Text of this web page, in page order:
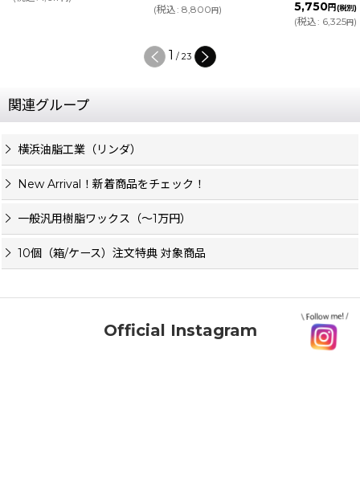
(税込: 8,800円) 5,750円(税別)
(税込: 6,325円)
1 / 23
関連グループ
横浜油脂工業（リンダ）
New Arrival！新着商品をチェック！
一般汎用樹脂ワックス（〜1万円）
10個（箱/ケース）注文特典 対象商品
Official Instagram